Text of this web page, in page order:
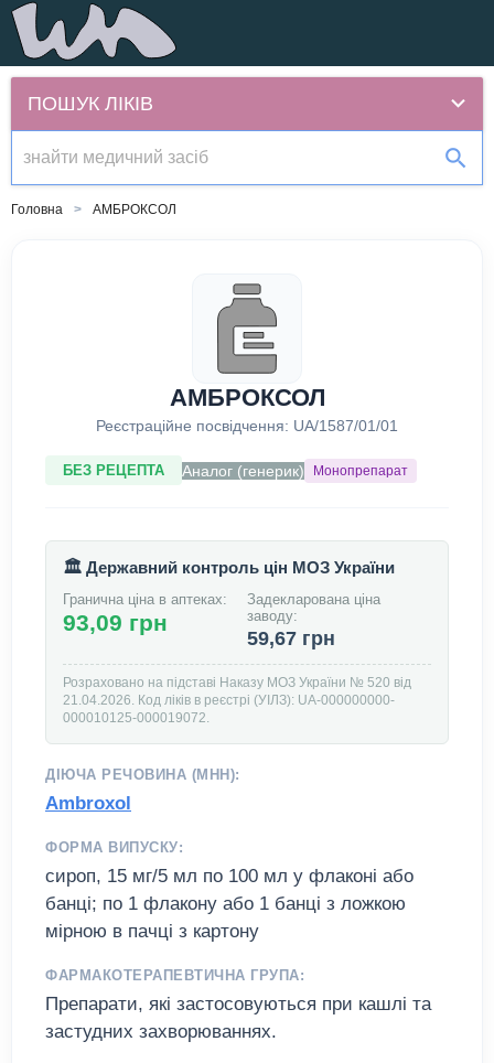
ПОШУК ЛІКІВ
Головна АМБРОКСОЛ
АМБРОКСОЛ
Реєстраційне посвідчення: UA/1587/01/01
БЕЗ РЕЦЕПТА Аналог (генерик) Монопрепарат
🏛️ Державний контроль цін МОЗ України
Гранична ціна в аптеках:
93,09 грн
Задекларована ціна
заводу:
59,67 грн
Розраховано на підставі Наказу МОЗ України № 520 від
21.04.2026. Код ліків в реєстрі (УІЛЗ): UA-000000000-
000010125-000019072.
ДІЮЧА РЕЧОВИНА (МНН):
Ambroxol
ФОРМА ВИПУСКУ:
сироп, 15 мг/5 мл по 100 мл у флаконі або
банці; по 1 флакону або 1 банці з ложкою
мірною в пачці з картону
ФАРМАКОТЕРАПЕВТИЧНА ГРУПА:
Препарати, які застосовуються при кашлі та
застудних захворюваннях.